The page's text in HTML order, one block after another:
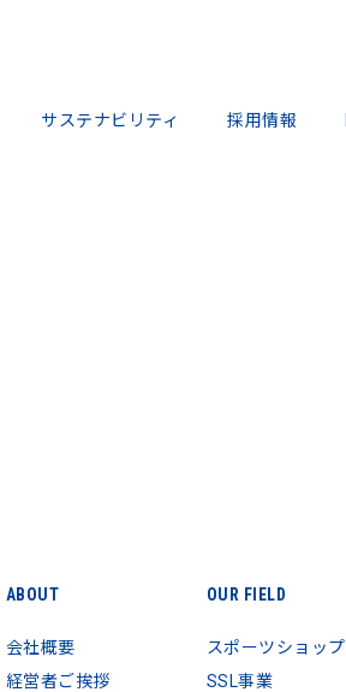
サステナビリティ 採用情報
ABOUT
会社概要
経営者ご挨拶
OUR FIELD
スポーツショップ
SSL事業